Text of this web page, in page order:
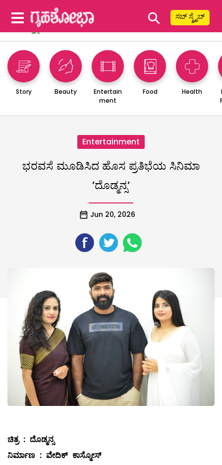
⚲ ಸಬ್ ಸ್ಕ್ರೈಬ್
Story Beauty
Entertain
ment
Food Health
Entertainment
ಭರವಸೆ ಮೂಡಿಸಿದ ಹೊಸ ಪ್ರತಿಭೆಯ ಸಿನಿಮಾ
’ದೊಡ್ಮನ್ಸ’
Jun 20, 2026
ಚಿತ್ರ: ದೊಡ್ಮನ್ಸ
ನಿರ್ಮಾಣ : ವೇದಿಕ್ ಕಾಸ್ಮೋಸ್